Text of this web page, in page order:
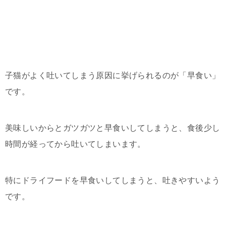
子猫がよく吐いてしまう原因に挙げられるのが「早食い」
です。
美味しいからとガツガツと早食いしてしまうと、食後少し
時間が経ってから吐いてしまいます。
特にドライフードを早食いしてしまうと、吐きやすいよう
です。